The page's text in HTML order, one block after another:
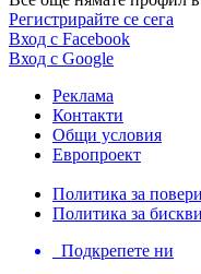
Регистрирайте се сега
Вход с Facebook
Вход с Google
Реклама
Контакти
Общи условия
Европроект
Политика за
Политика за
Подкрепете ни